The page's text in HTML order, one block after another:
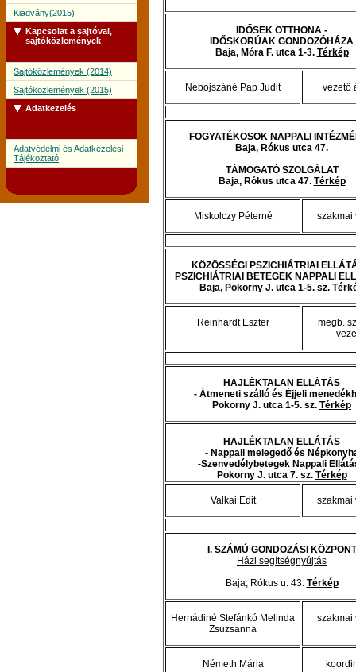
Kiadvány(2015)
Kapcsolat a sajtóval,
sajtóközlemények
Sajtóközlemények (2014)
Sajtóközlemények (2015)
Adatkezelés
Adatvédelmi és Adatkezelési
Tájékoztató
IDŐSEK OTTHONA -
IDŐSKORÚAK GONDOZÓHÁZA
Baja, Móra F. utca 1-3. Térkép
Nebojszáné Pap Judit vezető
FOGYATÉKOSOK NAPPALI
Baja, Rókus utca 47.
TÁMOGATÓ SZOLGÁLAT
Baja, Rókus utca 47. Térkép
Miskolczy Péterné szakmai
KÖZÖSSÉGI PSZICHIÁTRIAI
PSZICHIÁTRIAI BETEGEK NAPPALI
Baja, Pokorny J. utca 1-5. sz.
Reinhardt Eszter
megb.
HAJLÉKTALAN ELLÁTÁS
- Átmeneti szálló és Éjjeli
Pokorny J. utca 1-5. sz. Térkép
HAJLÉKTALAN ELLÁTÁS
- Nappali melegedő és
-Szenvedélybetegek Nappali
Pokorny J. utca 7. sz. Térkép
Valkai Edit szakmai
I. SZÁMÚ GONDOZÁSI KÖZPONT
Házi segítségnyújtás
Baja, Rókus u. 43. Térkép
Hernádiné Stefánkó Melinda
Zsuzsanna
szakmai
Németh Mária